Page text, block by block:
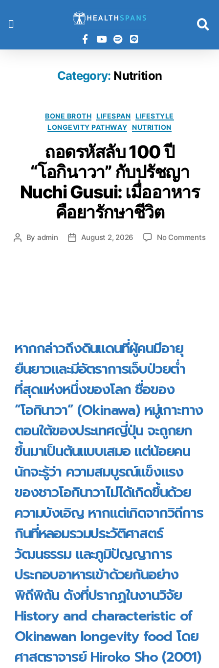
Category: Nutrition
BONE BROTH LIFESPAN
LIFESTYLE
LONGEVITY PATHWAY NUTRITION
ถอดรหัสลับ 100 ปี
“โอกินาวา” กับปรัชญา
Nuchi Gusui: เมื่ออาหาร
คือยารักษาชีวิต
By admin August 2, 2026 No Comments
หากกล่าวถึงดินแดนที่ผู้คนมีอายุ
ยืนยาวและมีอัตราการเจ็บป่วยต่ำ
ที่สุดแห่งหนึ่งของโลก ชื่อของ
“โอกินาวา” (Okinawa) หมู่เกาะทาง
ตอนใต้ของประเทศญี่ปุ่น จะถูกยก
ขึ้นมาเป็นต้นแบบเสมอ แต่น้อยคน
นักจะรู้ว่า ความสมบูรณ์แข็งแรง
ของชาวโอกินาวาไม่ได้เกิดขึ้นด้วย
ความบังเอิญ หากแต่เกิดจากวิถีการ
กินที่หลอมรวมประวัติศาสตร์
วัฒนธรรม และภูมิปัญญาการ
ประกอบอาหารเข้าด้วยกันอย่าง
พิถีพิถัน ดังที่ปรากฏในงานวิจัย
History and characteristic of
Okinawan longevity food โดย
ศาสตราจารย์ Hiroko Sho (2001)